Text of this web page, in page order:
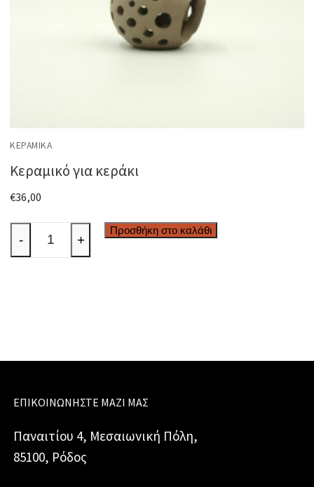
ΚΕΡΑΜΙΚΆ
Κεραμικό για κεράκι
€36,00
Κεραμικό
για
- +
Προσθήκη στο καλάθι
ΕΠΙΚΟΙΝΩΝΉΣΤΕ ΜΑΖΊ ΜΑΣ
Παναιτίου 4, Μεσαιωνική Πόλη,
85100, Ρόδος